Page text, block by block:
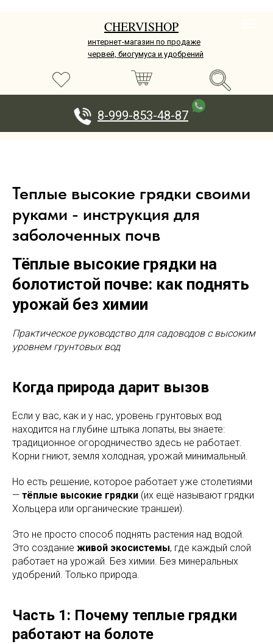
CHERVISHOP
интернет-магазин по продаже
червей, биогумуса и удобрений
8-999-853-48-87
Теплые высокие грядки своими
руками - инструкция для
заболоченных почв
Тёплые высокие грядки на
болотистой почве: как поднять
урожай без химии
Практическое руководство для садоводов с высоким
уровнем грунтовых вод
Когда природа дарит вызов
Если у вас, как и у нас, уровень грунтовых вод
находится на глубине штыка лопаты, вы знаете:
традиционное огородничество здесь не работает.
Корни гниют, земля холодная, урожай минимальный.
Но есть решение, которое работает уже столетиями
— тёплые высокие грядки (их ещё называют грядки
Хольцера или органические траншеи).
Это не просто способ поднять растения над водой.
Это создание живой экосистемы, где каждый слой
работает на урожай. Без химии. Без минеральных
удобрений. Только природа.
Часть 1: Почему теплые грядки
работают на болоте